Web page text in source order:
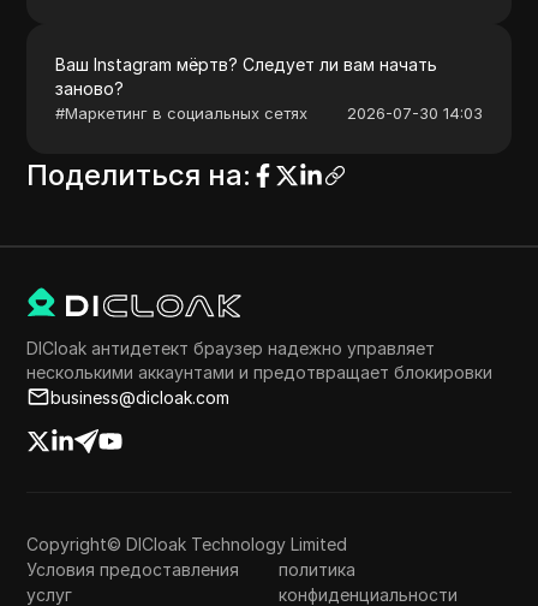
Ваш Instagram мёртв? Следует ли вам начать
заново?
#Маркетинг в социальных сетях 2026-07-30 14:03
Поделиться на:
DICloak антидетект браузер надежно управляет
несколькими аккаунтами и предотвращает блокировки
business@dicloak.com
Copyright© DICloak Technology Limited
Условия предоставления
услуг
политика
конфиденциальности